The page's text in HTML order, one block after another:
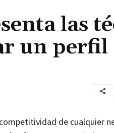
las
un perfil
de cualquier